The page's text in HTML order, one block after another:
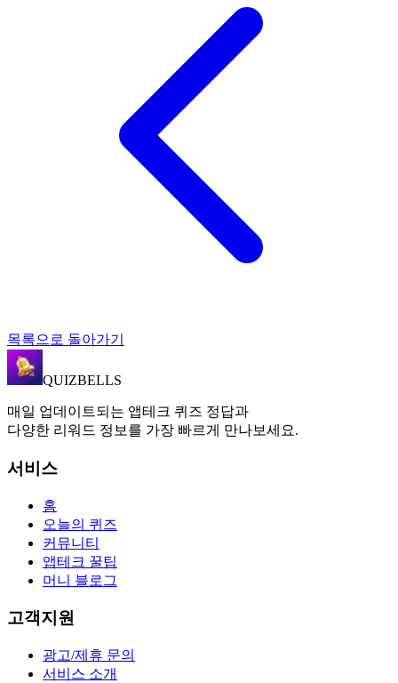
목록으로 돌아가기
QUIZBELLS
매일 업데이트되는 앱테크 퀴즈 정답과
다양한 리워드 정보를 가장 빠르게 만나보세요.
서비스
홈
오늘의 퀴즈
커뮤니티
앱테크 꿀팁
머니 블로그
고객지원
광고/제휴 문의
서비스 소개